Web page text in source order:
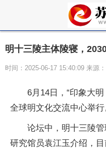
明十三陵主体陵寝，
时间：2025-06-17 15:40:09 来源
6月14日，“印象大
全球明文化交流中心举行
论坛中，明十三陵
研究馆员袁江玉介绍，